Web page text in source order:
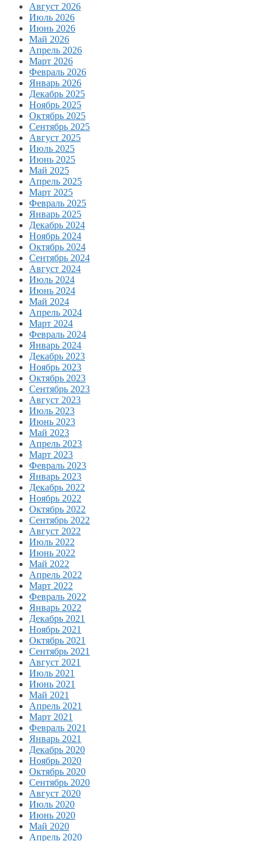
Август 2026
Июль 2026
Июнь 2026
Май 2026
Апрель 2026
Март 2026
Февраль 2026
Январь 2026
Декабрь 2025
Ноябрь 2025
Октябрь 2025
Сентябрь 2025
Август 2025
Июль 2025
Июнь 2025
Май 2025
Апрель 2025
Март 2025
Февраль 2025
Январь 2025
Декабрь 2024
Ноябрь 2024
Октябрь 2024
Сентябрь 2024
Август 2024
Июль 2024
Июнь 2024
Май 2024
Апрель 2024
Март 2024
Февраль 2024
Январь 2024
Декабрь 2023
Ноябрь 2023
Октябрь 2023
Сентябрь 2023
Август 2023
Июль 2023
Июнь 2023
Май 2023
Апрель 2023
Март 2023
Февраль 2023
Январь 2023
Декабрь 2022
Ноябрь 2022
Октябрь 2022
Сентябрь 2022
Август 2022
Июль 2022
Июнь 2022
Май 2022
Апрель 2022
Март 2022
Февраль 2022
Январь 2022
Декабрь 2021
Ноябрь 2021
Октябрь 2021
Сентябрь 2021
Август 2021
Июль 2021
Июнь 2021
Май 2021
Апрель 2021
Март 2021
Февраль 2021
Январь 2021
Декабрь 2020
Ноябрь 2020
Октябрь 2020
Сентябрь 2020
Август 2020
Июль 2020
Июнь 2020
Май 2020
Апрель 2020